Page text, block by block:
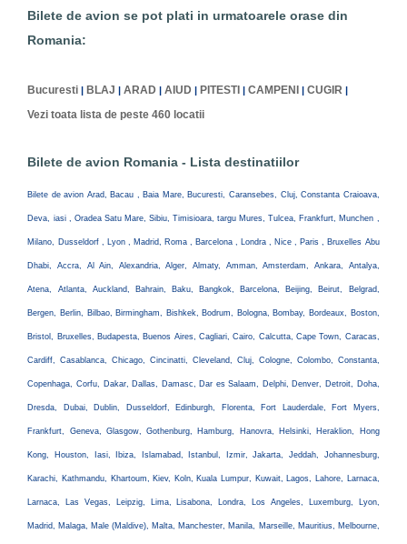
Bilete de avion se pot plati in urmatoarele orase din
Romania:
Bucuresti BLAJ |ARAD |AIUD PITESTI |CAMPENI |CUGIR
Vezi toata lista de peste 460 locatii
Bilete de avion Romania - Lista destinatiilor
Bilete de avion Arad, Bacau , Baia Mare, Bucuresti, Caransebes, Cluj, Constanta Craioava,
Deva, iasi , Oradea Satu Mare, Sibiu, Timisioara, targu Mures, Tulcea, Frankfurt, Munchen ,
Milano, Dusseldorf , Lyon , Madrid, Roma , Barcelona , Londra , Nice , Paris , Bruxelles Abu
Dhabi, Accra, Al Ain, Alexandria, Alger, Almaty, Amman, Amsterdam, Ankara, Antalya,
Atena, Atlanta, Auckland, Bahrain, Baku, Bangkok, Barcelona, Beijing, Beirut, Belgrad,
Bergen, Berlin, Bilbao, Birmingham, Bishkek, Bodrum, Bologna, Bombay, Bordeaux, Boston,
Bristol, Bruxelles, Budapesta, Buenos Aires, Cagliari, Cairo, Calcutta, Cape Town, Caracas,
Cardiff, Casablanca, Chicago, Cincinatti, Cleveland, Cluj, Cologne, Colombo, Constanta,
Copenhaga, Corfu, Dakar, Dallas, Damasc, Dar es Salaam, Delphi, Denver, Detroit, Doha,
Dresda, Dubai, Dublin, Dusseldorf, Edinburgh, Florenta, Fort Lauderdale, Fort Myers,
Frankfurt, Geneva, Glasgow, Gothenburg, Hamburg, Hanovra, Helsinki, Heraklion, Hong
Kong, Houston, Iasi, Ibiza, Islamabad, Istanbul, Izmir, Jakarta, Jeddah, Johannesburg,
Karachi, Kathmandu, Khartoum, Kiev, Koln, Kuala Lumpur, Kuwait, Lagos, Lahore, Larnaca,
Larnaca, Las Vegas, Leipzig, Lima, Lisabona, Londra, Los Angeles, Luxemburg, Lyon,
Madrid, Malaga, Male (Maldive), Malta, Manchester, Manila, Marseille, Mauritius, Melbourne,